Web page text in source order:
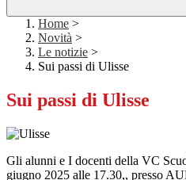
Home >
Novità >
Le notizie >
Sui passi di Ulisse
Sui passi di Ulisse
Gli alunni e I docenti della VC
giugno 2025 alle 17.30,, presso